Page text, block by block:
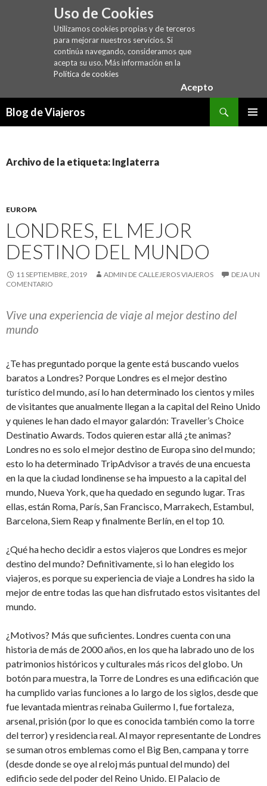
Uso de Cookies
Utilizamos cookies propias y de terceros
para mejorar nuestros servicios. Si
continúa navegando, consideramos que
acepta su uso. Más información en la
Política de cookies
Acepto
Blog de Viajeros
Archivo de la etiqueta: Inglaterra
EUROPA
LONDRES, EL MEJOR
DESTINO DEL MUNDO
11 SEPTIEMBRE, 2019 ADMIN DE CALLEJEROS VIAJEROS
DEJA UN
COMENTARIO
Vive una experiencia de viaje al mejor destino del
mundo
¿Te has preguntado porque la gente está buscando vuelos
baratos a Londres? Porque Londres es el mejor destino
turístico del mundo, así lo han determinado los cientos y miles
de visitantes que anualmente llegan a la capital del Reino Unido
y quienes le han dado el mayor galardón: Traveller’s Choice
Destinatio Awards. Todos quieren estar allá ¿te animas?
Londres no es solo el mejor destino de Europa sino del mundo;
esto lo ha determinado TripAdvisor a través de una encuesta
en la que la ciudad londinense se ha impuesto a la capital del
mundo, Nueva York, que ha quedado en segundo lugar. Tras
ellas, están Roma, París, San Francisco, Marrakech, Estambul,
Barcelona, Siem Reap y finalmente Berlín, en el top 10.
¿Qué ha hecho decidir a estos viajeros que Londres es mejor
destino del mundo? Definitivamente, si lo han elegido los
viajeros, es porque su experiencia de viaje a Londres ha sido la
mejor de entre todas las que han disfrutado estos visitantes del
mundo.
¿Motivos? Más que suficientes. Londres cuenta con una
historia de más de 2000 años, en los que ha labrado uno de los
patrimonios históricos y culturales más ricos del globo. Un
botón para muestra, la Torre de Londres es una edificación que
ha cumplido varias funciones a lo largo de los siglos, desde que
fue levantada mientras reinaba Guilermo I, fue fortaleza,
arsenal, prisión (por lo que es conocida también como la torre
del terror) y residencia real. Al mayor representante de Londres
se suman otros emblemas como el Big Ben, campana y torre
(desde donde se oye al reloj más puntual del mundo) del
edificio sede del poder del Reino Unido. El Palacio de